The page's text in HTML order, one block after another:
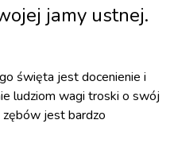
jamy ustnej.
święta jest docenienie i
ludziom wagi troski o swój
jest bardzo